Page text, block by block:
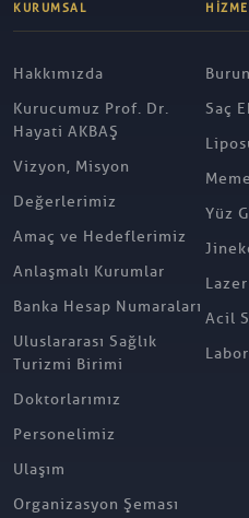
KURUMSAL
Hakkımızda
Kurucumuz Prof. Dr.
Hayati AKBAŞ
Vizyon, Misyon
Değerlerimiz
Amaç ve Hedeflerimiz
Anlaşmalı Kurumlar
Banka Hesap Numaraları
Uluslararası Sağlık
Turizmi Birimi
Doktorlarımız
Personelimiz
Ulaşım
Organizasyon Şeması
Saç
Yüz
Acil